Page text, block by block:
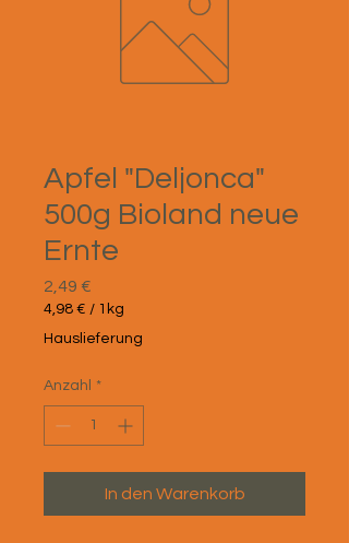
Apfel "Deljonca"
500g Bioland neue
Ernte
2,49 €
4,98 € / 1kg
4,98 €
Kilogramm
Hauslieferung
Anzahl *
In den Warenkorb